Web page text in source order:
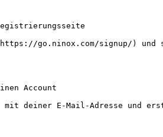
go.ninox.com/signup/) und
Account
deiner E-Mail-Adresse und